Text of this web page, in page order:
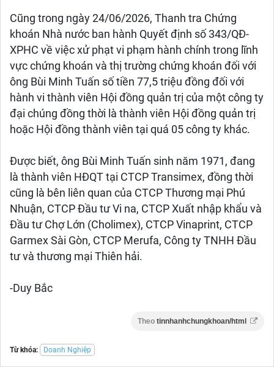
Cũng trong ngày 24/06/2026, Thanh tra Chứng
khoán Nhà nước ban hành Quyết định số 343/QĐ-
XPHC về việc xử phạt vi phạm hành chính trong lĩnh
vực chứng khoán và thị trường chứng khoán đối với
ông Bùi Minh Tuấn số tiền 77,5 triệu đồng đối với
hành vi thành viên Hội đồng quản trị của một công ty
đại chúng đồng thời là thành viên Hội đồng quản trị
hoặc Hội đồng thành viên tại quá 05 công ty khác.
Được biết, ông Bùi Minh Tuấn sinh năm 1971, đang
là thành viên HĐQT tại CTCP Transimex, đồng thời
cũng là bên liên quan của CTCP Thương mại Phú
Nhuận, CTCP Đầu tư Vi na, CTCP Xuất nhập khẩu và
Đầu tư Chợ Lớn (Cholimex), CTCP Vinaprint, CTCP
Garmex Sài Gòn, CTCP Merufa, Công ty TNHH Đầu
tư và thương mại Thiên hải.
-Duy Bắc
Theo tinnhanhchungkhoan/html
Từ khóa: Doanh Nghiệp